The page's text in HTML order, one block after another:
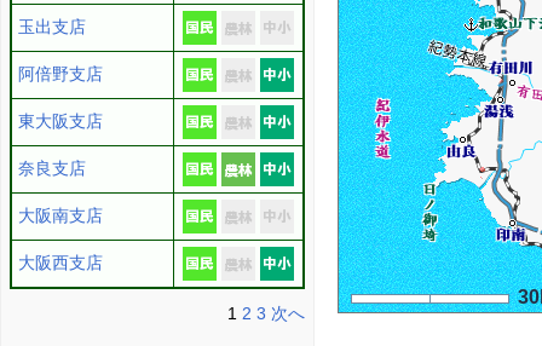
玉出支店
阿倍野支店
東大阪支店
奈良支店
大阪南支店
大阪西支店
1 2 3 次へ